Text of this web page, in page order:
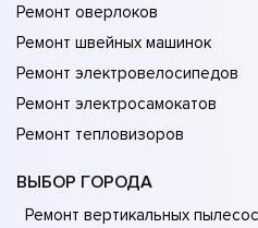
Ремонт оверлоков
Ремонт швейных машинок
Ремонт электровелосипедов
Ремонт электросамокатов
Ремонт тепловизоров
ВЫБОР ГОРОДА
Ремонт вертикальных